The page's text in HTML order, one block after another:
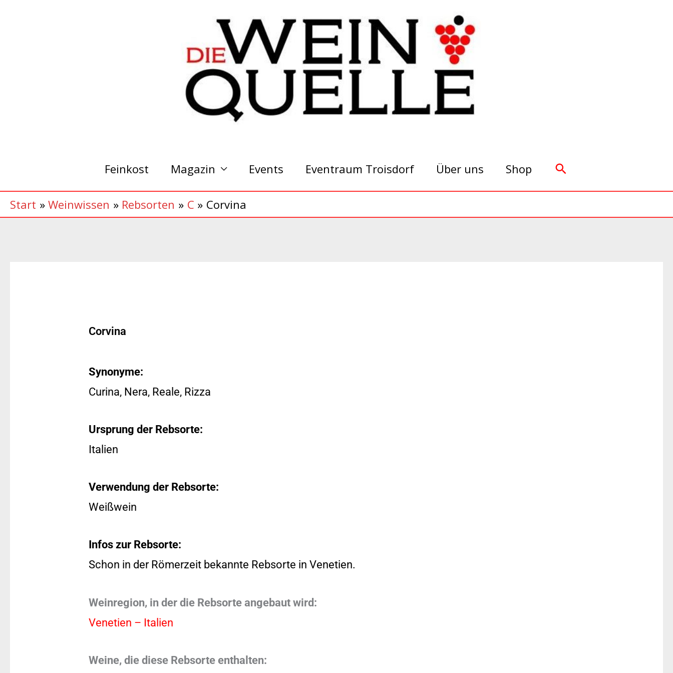
Feinkost Magazin Events Eventraum Troisdorf Über uns Shop Suchen
Start Weinwissen Rebsorten C Corvina
Corvina
Synonyme:
Curina, Nera, Reale, Rizza
Ursprung der Rebsorte:
Italien
Verwendung der Rebsorte:
Weißwein
Infos zur Rebsorte:
Schon in der Römerzeit bekannte Rebsorte in Venetien.
Weinregion, in der die Rebsorte angebaut wird:
Venetien – Italien
Weine, die diese Rebsorte enthalten: